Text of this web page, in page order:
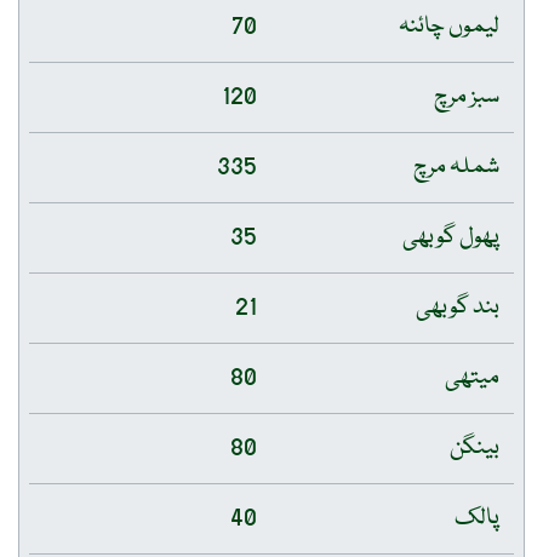
لیموں چائنہ
70
سبز مرچ
120
شملہ مرچ
335
پھول گوبھی
35
بند گوبھی
21
میتھی
80
بینگن
80
پالک
40